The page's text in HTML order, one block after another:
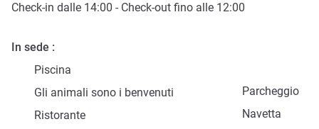
Check-in dalle 14:00 - Check-out fino alle 12:00
In sede
Piscina
Parcheggio
Gli animali sono i benvenuti
Navetta
Ristorante